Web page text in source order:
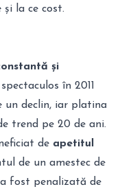
și la ce cost.
și
în 2011
un declin, iar platina
trend pe 20 de ani.
de apetitul
de un amestec de
fost penalizată de